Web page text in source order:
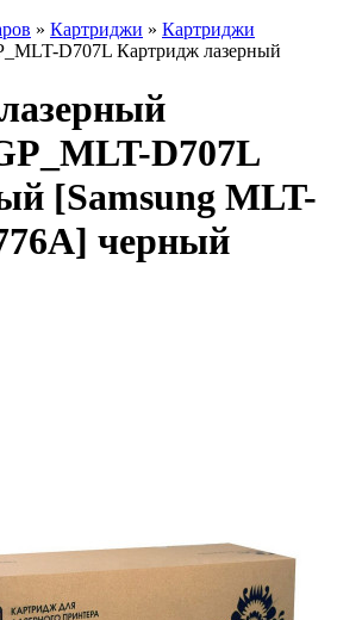
» Картриджи » Картриджи
D707L Картридж лазерный
D707L
[Samsung MLT-
черный